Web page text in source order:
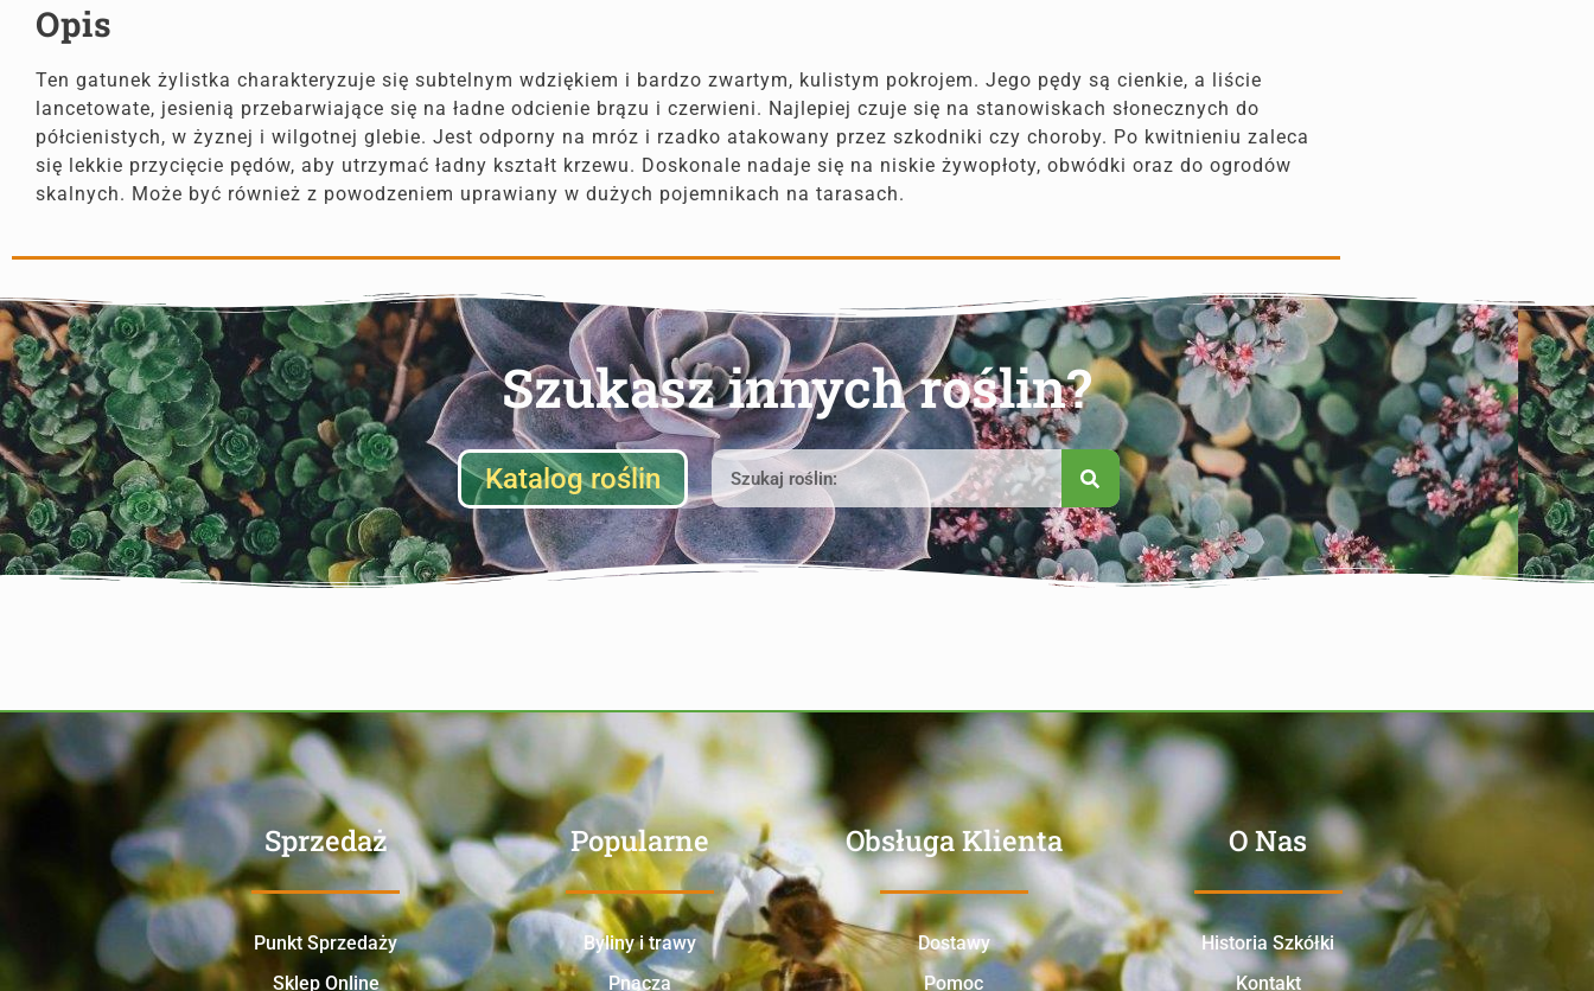
Opis
Ten gatunek żylistka charakteryzuje się subtelnym wdziękiem i bardzo zwartym, kulistym pokrojem. Jego pędy są cienkie, a liście
lancetowate, jesienią przebarwiające się na ładne odcienie brązu i czerwieni. Najlepiej czuje się na stanowiskach słonecznych do
półcienistych, w żyznej i wilgotnej glebie. Jest odporny na mróz i rzadko atakowany przez szkodniki czy choroby. Po kwitnieniu zaleca
się lekkie przycięcie pędów, aby utrzymać ładny kształt krzewu. Doskonale nadaje się na niskie żywopłoty, obwódki oraz do ogrodów
skalnych. Może być również z powodzeniem uprawiany w dużych pojemnikach na tarasach.
Szukasz innych roślin?
Katalog roślin
Sprzedaż
Punkt Sprzedaży
Sklep Online
Popularne
Byliny i trawy
Pnącza
Obsługa Klienta
Dostawy
Pomoc
O Nas
Historia Szkółki
Kontakt